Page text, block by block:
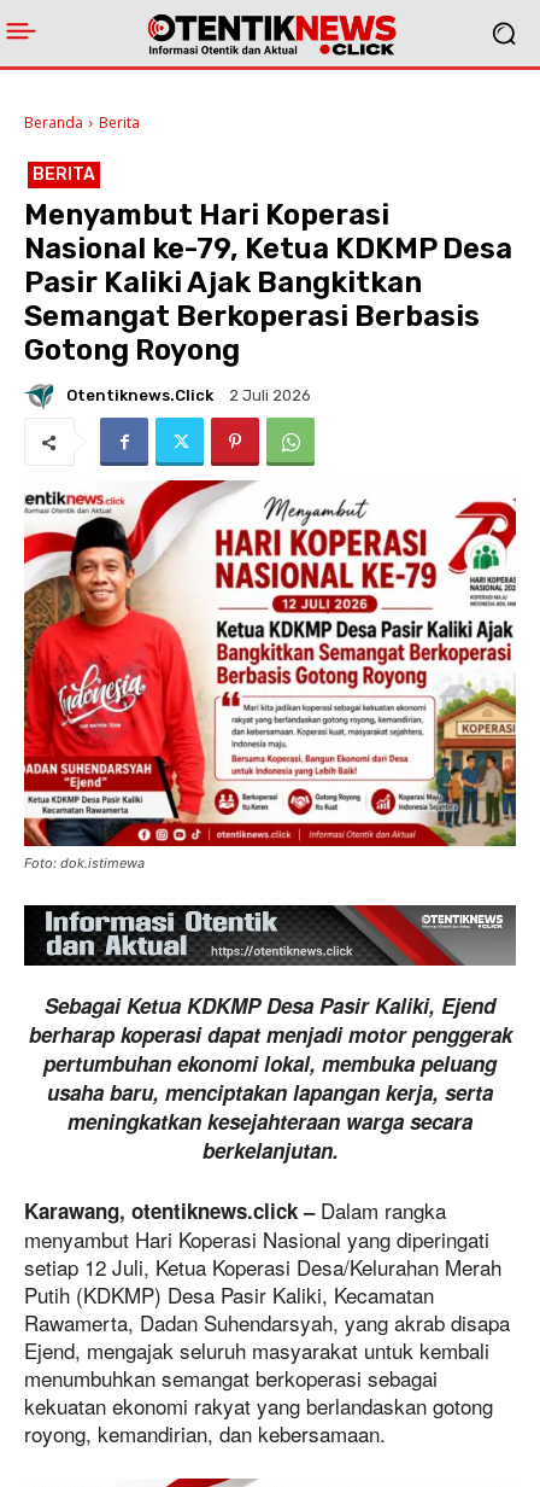
Beranda Berita
BERITA
Menyambut Hari Koperasi
Nasional ke-79, Ketua KDKMP Desa
Pasir Kaliki Ajak Bangkitkan
Semangat Berkoperasi Berbasis
Gotong Royong
Otentiknews.click 2 Juli 2026
Foto: dok.istimewa
Sebagai Ketua KDKMP Desa Pasir Kaliki, Ejend
berharap koperasi dapat menjadi motor penggerak
pertumbuhan ekonomi lokal, membuka peluang
usaha baru, menciptakan lapangan kerja, serta
meningkatkan kesejahteraan warga secara
berkelanjutan.
Karawang, otentiknews.click –Dalam rangka
menyambut Hari Koperasi Nasional yang diperingati
setiap 12 Juli, Ketua Koperasi Desa/Kelurahan Merah
Putih (KDKMP) Desa Pasir Kaliki, Kecamatan
Rawamerta, Dadan Suhendarsyah, yang akrab disapa
Ejend, mengajak seluruh masyarakat untuk kembali
menumbuhkan semangat berkoperasi sebagai
kekuatan ekonomi rakyat yang berlandaskan gotong
royong, kemandirian, dan kebersamaan.